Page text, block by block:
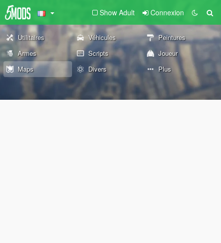
Show Adult Connexion
Utilitaires Véhicules
Peintures
Armes
Scripts
Joueur
Maps
Divers Plus